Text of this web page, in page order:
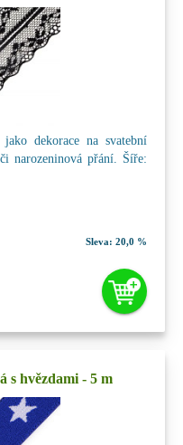
dekorace na svatební
narozeninová přání. Šíře:
Sleva: 20,0 %
s hvězdami - 5 m